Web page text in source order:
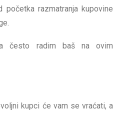
početka razmatranja kupovine
često radim baš na ovim
kupci će vam se vraćati, a